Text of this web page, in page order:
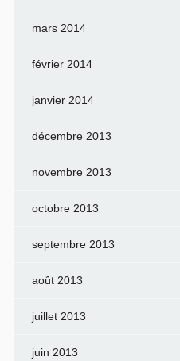
mars 2014
février 2014
janvier 2014
décembre 2013
novembre 2013
octobre 2013
septembre 2013
août 2013
juillet 2013
juin 2013